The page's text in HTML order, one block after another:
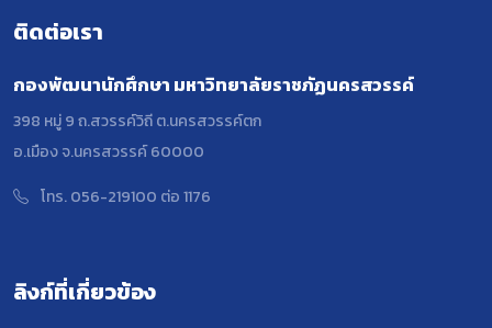
ติดต่อเรา
กองพัฒนานักศึกษา มหาวิทยาลัยราชภัฏนครสวรรค์
398 หมู่ 9 ถ.สวรรค์วิถี ต.นครสวรรค์ตก
อ.เมือง จ.นครสวรรค์ 60000
โทร. 056-219100 ต่อ 1176
ลิงก์ที่เกี่ยวข้อง